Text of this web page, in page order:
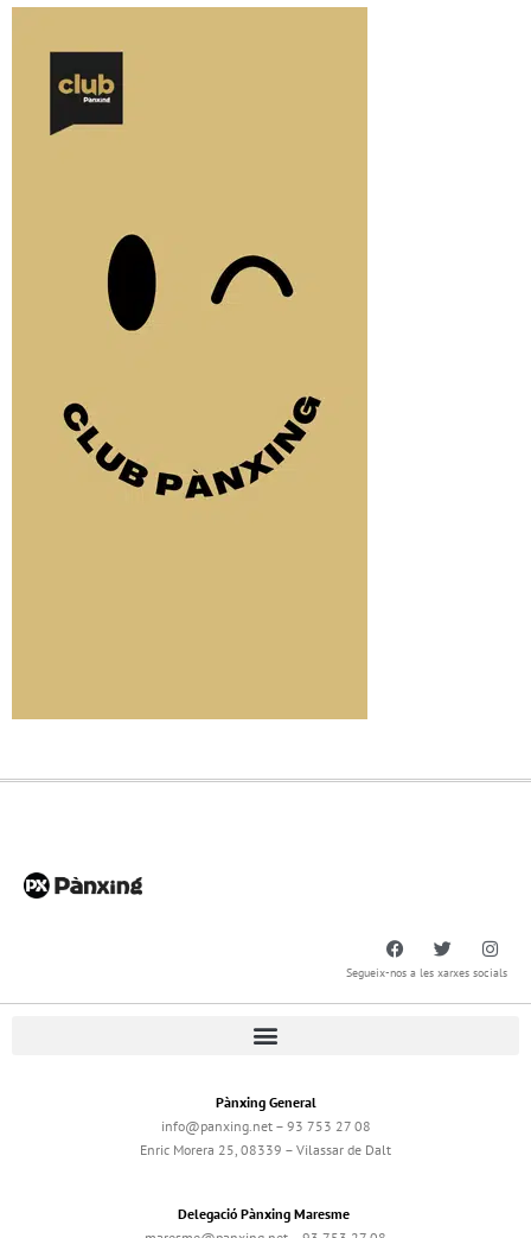
Segueix-nos a les xarxes socials
Pànxing General
info@panxing.net – 93 753 27 08
Enric Morera 25, 08339 – Vilassar de Dalt
Delegació Pànxing Maresme